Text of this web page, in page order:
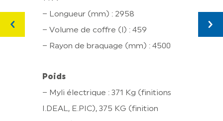
– Longueur (mm) : 2958
– Volume de coffre (l) : 459
– Rayon de braquage (mm) : 4500
Poids
– Myli électrique : 371 Kg (finitions
I.DEAL, E.PIC), 375 KG (finition
155/
165/